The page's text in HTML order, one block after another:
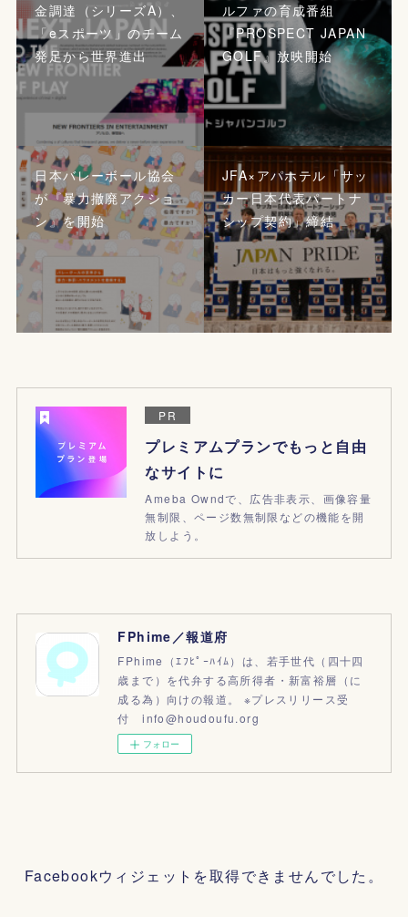
金調達（シリーズA）、
「eスポーツ」のチーム
発足から世界進出
ルファの育成番組
『PROSPECT JAPAN
GOLF』放映開始
日本バレーボール協会
が『暴力撤廃アクショ
ン』を開始
JFA×アパホテル「サッ
カー日本代表パートナ
シップ契約」締結
PR
プレミアムプランでもっと自由
なサイトに
Ameba Owndで、広告非表示、画像容量
無制限、ページ数無制限などの機能を開
放しよう。
FPhime／報道府
FPhime（ｴﾌﾋﾟｰﾊｲﾑ）は、若手世代（四十四
歳まで）を代弁する高所得者・新富裕層（に
成る為）向けの報道。 ※プレスリリース受
付 info@houdoufu.org
フォロー
Facebookウィジェットを取得できませんでした。